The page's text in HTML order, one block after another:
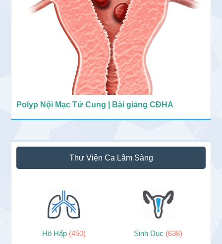
Polyp Nội Mạc Tử Cung | Bài giảng CĐHA
Thư Viện Ca Lâm Sàng
Hô Hấp (450) Sinh Dục (638)